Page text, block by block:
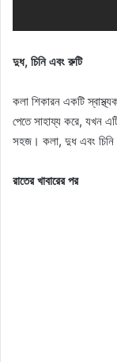
দুধ, চিনি এবং রুটি
কলা শিকারন একটি
পেতে সাহায্য করে, যখন
সহজ। কলা, দুধ এবং চিনি
রাতের খাবারের পর